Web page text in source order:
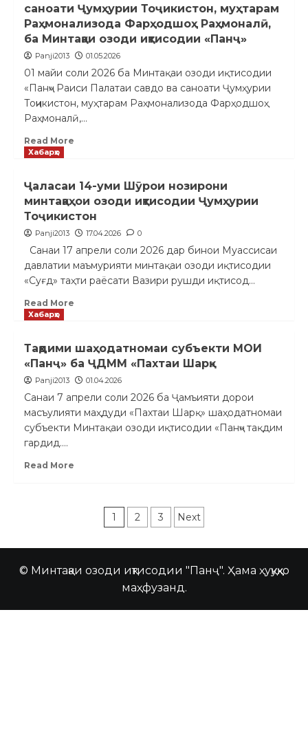
саноати Ҷумҳурии Тоҷикистон, муҳтарам
Раҳмонализода Фарҳодшоҳ Раҳмоналӣ,
ба Минтақаи озоди иқтисодии «Панҷ»
Panji2013 01.05.2026
01 майи соли 2026 ба Минтақаи озоди иқтисодии
«Панҷ» Раиси Палатаи савдо ва саноати Ҷумҳурии
Тоҷикистон, муҳтарам Раҳмонализода Фарҳодшоҳ
Раҳмоналӣ,...
Read More
Хабарҳо
Ҷаласаи 14-уми Шӯрои нозирони
минтақаҳои озоди иқтисодии Ҷумҳурии
Тоҷикистон
Panji2013 17.04.2026 0
Санаи 17 апрели соли 2026 дар бинои Муассисаи
давлатии маъмурияти минтақаи озоди иқтисодии
«Суғд» таҳти раёсати Вазири рушди иқтисод...
Read More
Хабарҳо
Тақдими шаҳодатномаи субъекти МОИ
«Панҷ» ба ҶДММ «Пахтаи Шарқ»
Panji2013 01.04.2026
Санаи 7 апрели соли 2026 ба Ҷамъияти дорои
масъулияти маҳдуди «Пахтаи Шарқ» шаҳодатномаи
субъекти Минтақаи озоди иқтисодии «Панҷ» тақдим
гардид....
Read More
1 2 3 Next
© Минтақаи озоди иқтисодии "Панҷ". Ҳама ҳуқуқҳо
маҳфузанд.